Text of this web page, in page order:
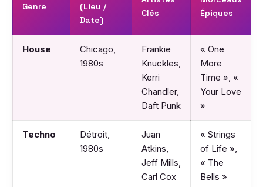
Genre
(Lieu /
Date)
Clés
Épiques
House
Chicago,
1980s
Frankie
Knuckles,
Kerri
Chandler,
Daft Punk
« One
More
Time », «
Your Love
»
Techno
Détroit,
1980s
Juan
Atkins,
Jeff Mills,
Carl Cox
« Strings
of Life »,
« The
Bells »